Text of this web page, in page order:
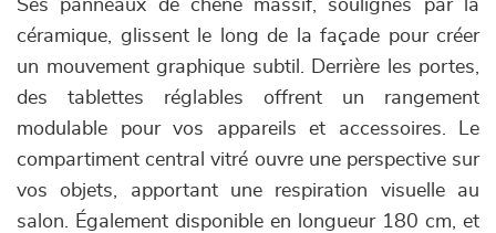
Ses panneaux de chêne massif, soulignés par la
céramique, glissent le long de la façade pour créer
un mouvement graphique subtil. Derrière les portes,
des tablettes réglables offrent un rangement
modulable pour vos appareils et accessoires. Le
compartiment central vitré ouvre une perspective sur
vos objets, apportant une respiration visuelle au
salon. Également disponible en longueur 180 cm, et